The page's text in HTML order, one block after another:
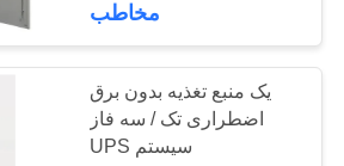
سه فاز
62
مخاطب
یک منبع تغذیه بدون برق
اضطراری تک / سه فاز
UPS سیستم